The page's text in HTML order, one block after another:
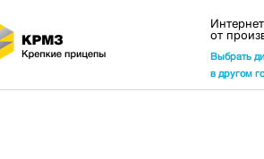
от
Выбрать
в другом